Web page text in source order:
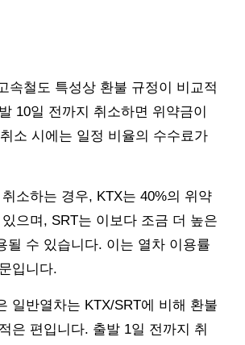
속철도 특성상 환불 규정이 비교적
10일 전까지 취소하면 위약금이
소 시에는 일정 비율의 수수료가
소하는 경우, KTX는 40%의 위약
으며, SRT는 이보다 조금 더 높은
될 수 있습니다. 이는 열차 이용률
입니다.
일반열차는 KTX/SRT에 비해 환불
은 편입니다. 출발 1일 전까지 취